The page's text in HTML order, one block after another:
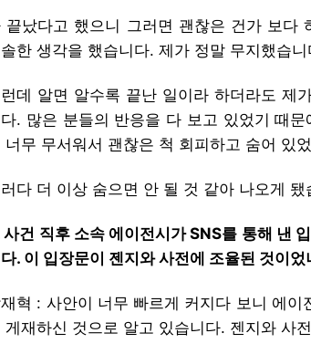
끝났다고 했으니 그러면 괜찮은 건가 보다
한 생각을 했습니다. 제가 정말 무지했습니
데 알면 알수록 끝난 일이라 하더라도 제
. 많은 분들의 반응을 다 보고 있었기 때
너무 무서워서 괜찮은 척 회피하고 숨어 있
다 더 이상 숨으면 안 될 것 같아 나오게
사건 직후 소속 에이전시가 SNS를 통해 낸
. 이 입장문이 젠지와 사전에 조율된 것이었
혁 : 사안이 너무 빠르게 커지다 보니 에
게재하신 것으로 알고 있습니다. 젠지와 사